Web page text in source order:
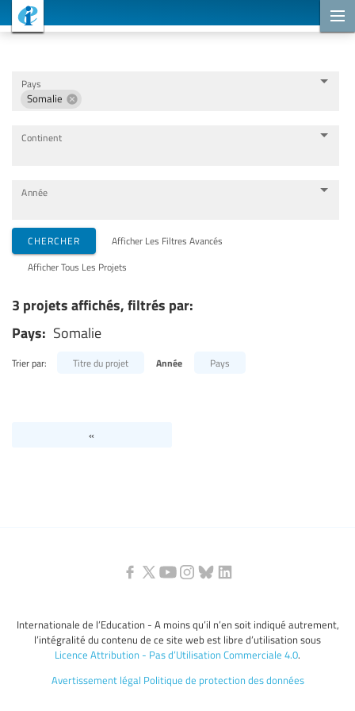
Pays
Somalie
Continent
Année
Organisations de mise en œuvre
Thèmes
CHERCHER Afficher Les Filtres Avancés
Afficher Tous Les Projets
3 projets affichés, filtrés par:
Pays: Somalie
Trier par: Titre du projet Année Pays
«
Internationale de l’Education - A moins qu’il n’en soit indiqué autrement,
l’intégralité du contenu de ce site web est libre d’utilisation sous
Licence Attribution - Pas d’Utilisation Commerciale 4.0.
Avertissement légal Politique de protection des données